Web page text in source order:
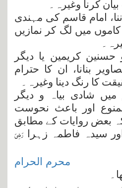
کرنا وغیرہ۔
امام قاسم کی مہندی
کاموں میں لگ کر نمازیں
کریمین یا دیگر
بنانا، ان کا حترام
کا رنگ دینا وغیرہ۔
شادی بیاہ و دیگر
اور باعث نحوست
بعض روایات کے مطابق
سیدہ فاطمہ زہرا رَضِیَ
محرم الحرام